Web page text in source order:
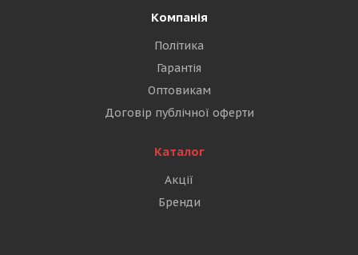
Компанія
Політика
Гарантія
Оптовикам
Договір публічної оферти
Каталог
Акції
Бренди